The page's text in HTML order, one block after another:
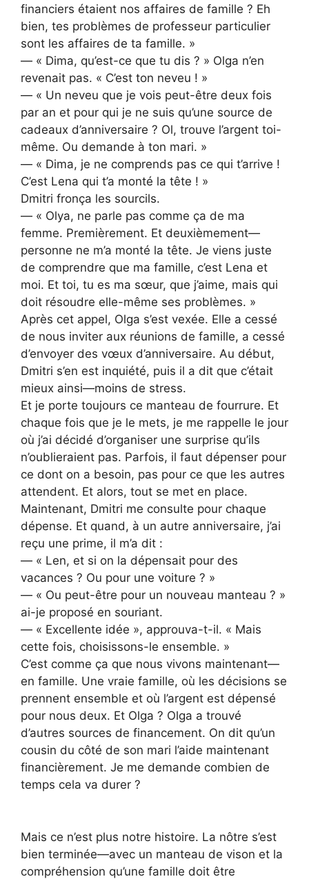
financiers étaient nos affaires de famille ? Eh
bien, tes problèmes de professeur particulier
sont les affaires de ta famille. »
— « Dima, qu’est-ce que tu dis ? » Olga n’en
revenait pas. « C’est ton neveu ! »
— « Un neveu que je vois peut-être deux fois
par an et pour qui je ne suis qu’une source de
cadeaux d’anniversaire ? Ol, trouve l’argent toi-
même. Ou demande à ton mari. »
— « Dima, je ne comprends pas ce qui t’arrive !
C’est Lena qui t’a monté la tête ! »
Dmitri fronça les sourcils.
— « Olya, ne parle pas comme ça de ma
femme. Premièrement. Et deuxièmement—
personne ne m’a monté la tête. Je viens juste
de comprendre que ma famille, c’est Lena et
moi. Et toi, tu es ma sœur, que j’aime, mais qui
doit résoudre elle-même ses problèmes. »
Après cet appel, Olga s’est vexée. Elle a cessé
de nous inviter aux réunions de famille, a cessé
d’envoyer des vœux d’anniversaire. Au début,
Dmitri s’en est inquiété, puis il a dit que c’était
mieux ainsi—moins de stress.
Et je porte toujours ce manteau de fourrure. Et
chaque fois que je le mets, je me rappelle le jour
où j’ai décidé d’organiser une surprise qu’ils
n’oublieraient pas. Parfois, il faut dépenser pour
ce dont on a besoin, pas pour ce que les autres
attendent. Et alors, tout se met en place.
Maintenant, Dmitri me consulte pour chaque
dépense. Et quand, à un autre anniversaire, j’ai
reçu une prime, il m’a dit :
— « Len, et si on la dépensait pour des
vacances ? Ou pour une voiture ? »
— « Ou peut-être pour un nouveau manteau ? »
ai-je proposé en souriant.
— « Excellente idée », approuva-t-il. « Mais
cette fois, choisissons-le ensemble. »
C’est comme ça que nous vivons maintenant—
en famille. Une vraie famille, où les décisions se
prennent ensemble et où l’argent est dépensé
pour nous deux. Et Olga ? Olga a trouvé
d’autres sources de financement. On dit qu’un
cousin du côté de son mari l’aide maintenant
financièrement. Je me demande combien de
temps cela va durer ?
Mais ce n’est plus notre histoire. La nôtre s’est
bien terminée—avec un manteau de vison et la
compréhension qu’une famille doit être